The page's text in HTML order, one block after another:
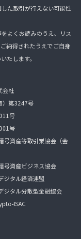
た取引が行えない可能性
をよくお読みのうえ、リス
納得されたうえでご自身
たします。
会社
）第3247号
号
号
号資産等取引業協会（会
号資産ビジネス協会
ジタル経済連盟
ジタル分散型金融協会
ISAC